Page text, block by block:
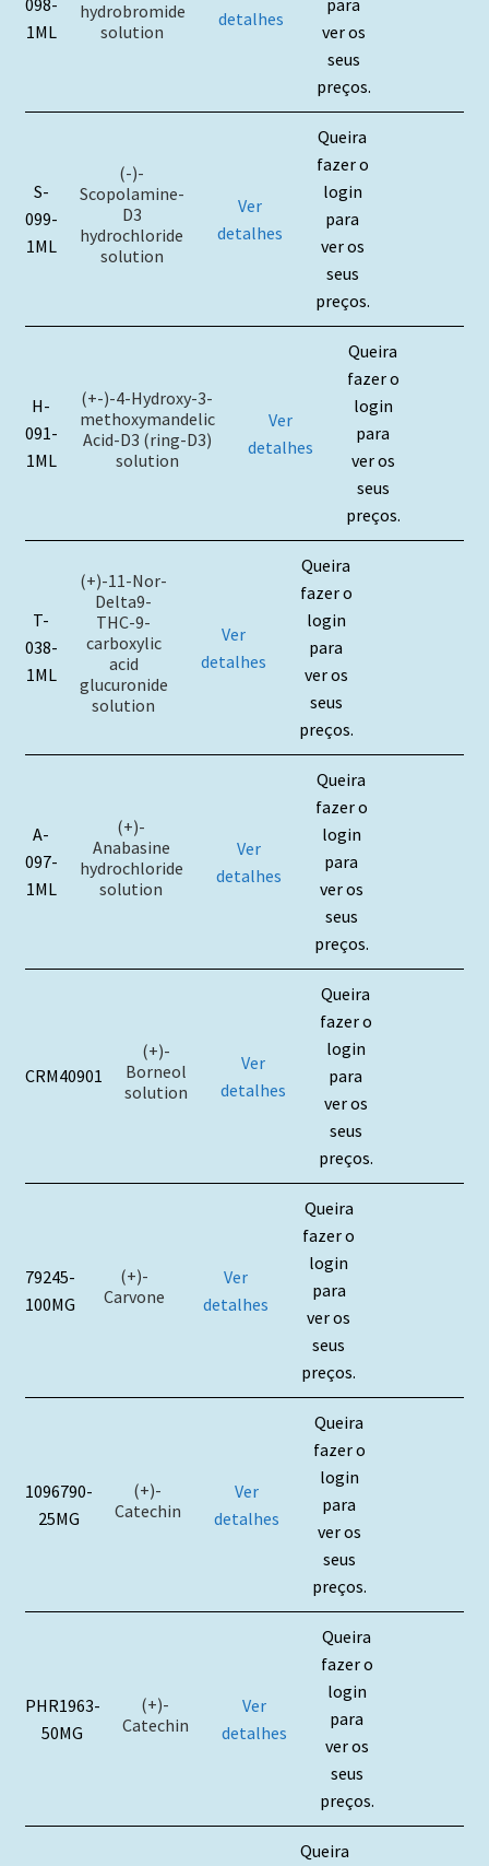
098-
1ML
hydrobromide
solution
detalhes
para
ver os
seus
preços.
S-
099-
1ML
(-)-
Scopolamine-
D3
hydrochloride
solution
Ver
detalhes
Queira
fazer o
login
para
ver os
seus
preços.
H-
091-
1ML
(+-)-4-Hydroxy-3-
methoxymandelic
Acid-D3 (ring-D3)
solution
Ver
detalhes
Queira
fazer o
login
para
ver os
seus
preços.
T-
038-
1ML
(+)-11-Nor-
Delta9-
THC-9-
carboxylic
acid
glucuronide
solution
Ver
detalhes
Queira
fazer o
login
para
ver os
seus
preços.
A-
097-
1ML
(+)-
Anabasine
hydrochloride
solution
Ver
detalhes
Queira
fazer o
login
para
ver os
seus
preços.
CRM40901
(+)-
Borneol
solution
Ver
detalhes
Queira
fazer o
login
para
ver os
seus
preços.
79245-
100MG
(+)-
Carvone
Ver
detalhes
Queira
fazer o
login
para
ver os
seus
preços.
1096790-
25MG
(+)-
Catechin
Ver
detalhes
Queira
fazer o
login
para
ver os
seus
preços.
PHR1963-
50MG
(+)-
Catechin
Ver
detalhes
Queira
fazer o
login
para
ver os
seus
preços.
Queira